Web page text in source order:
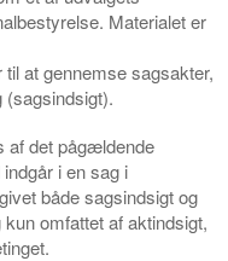
Materialet er
at gennemse sagsakter,
(sagsindsigt).
af det pågældende
i en sag i
både sagsindsigt og
omfattet af aktindsigt,